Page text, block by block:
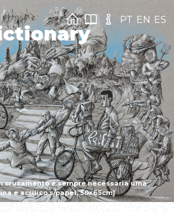
cruzamento é sempre necessária uma
e acrílico s/papel, 50x65cm]
PT EN ES